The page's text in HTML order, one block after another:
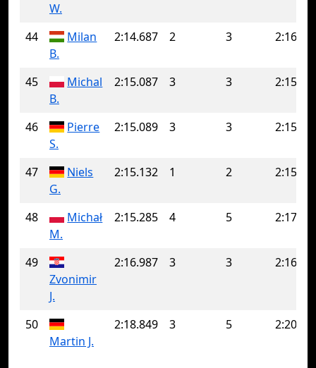
W.
44
Milan
B.
2:14.687 2 3
45
Michal
B.
2:15.087 3 3
46
Pierre
S.
2:15.089 3 3
47
Niels
G.
2:15.132 1 2
48
Michał
M.
2:15.285 4 5
49
Zvonimir
J.
2:16.987 3 3
50
Martin J.
2:18.849 3 5